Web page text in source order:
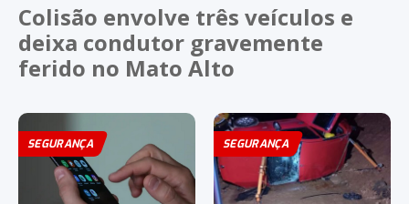
Colisão envolve três veículos e
deixa condutor gravemente
ferido no Mato Alto
SEGURANÇA SEGURANÇA